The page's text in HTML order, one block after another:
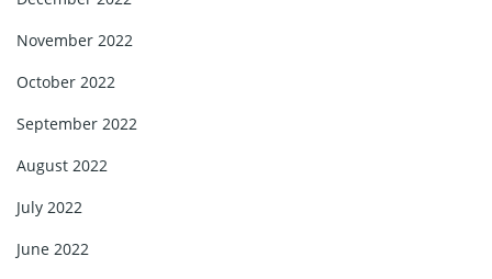
November 2022
October 2022
September 2022
August 2022
July 2022
June 2022